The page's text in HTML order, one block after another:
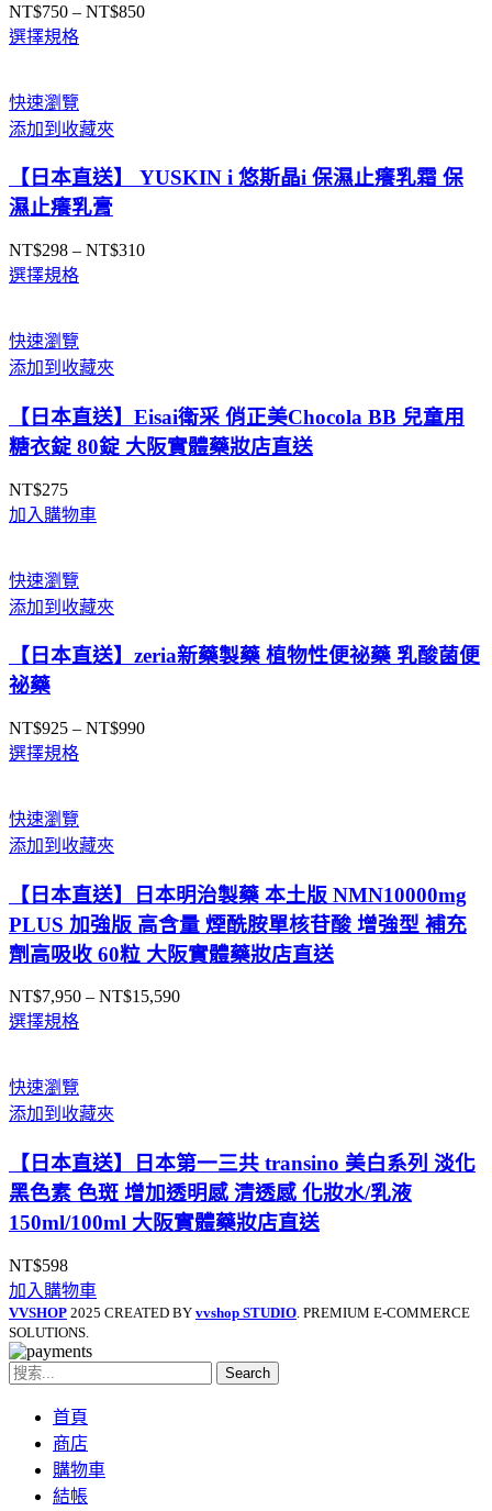
NT$750 – NT$850價
選擇規格
快速瀏覽
添加到收藏夾
【日本直送】 YUSKIN i 悠斯晶i 保濕止癢乳霜 保
濕止癢乳膏
NT$298 – NT$310價
選擇規格
快速瀏覽
添加到收藏夾
【日本直送】Eisai衛采 俏正美Chocola BB 兒童用
糖衣錠 80錠 大阪實體藥妝店直送
NT$275
加入購物車
快速瀏覽
添加到收藏夾
【日本直送】zeria新藥製藥 植物性便祕藥 乳酸菌便
祕藥
NT$925 – NT$990價
選擇規格
快速瀏覽
添加到收藏夾
【日本直送】日本明治製藥 本土版 NMN10000mg
PLUS 加強版 高含量 煙酰胺單核苷酸 增強型 補充
劑高吸收 60粒 大阪實體藥妝店直送
NT$7,950 – NT$15,590價
選擇規格
快速瀏覽
添加到收藏夾
【日本直送】日本第一三共 transino 美白系列 淡化
黑色素 色斑 增加透明感 清透感 化妝水/乳液
150ml/100ml 大阪實體藥妝店直送
NT$598
加入購物車
VVSHOP 2025 CREATED BY vvshop STUDIO . PREMIUM E-COMMERCE
SOLUTIONS.
Search
首頁
商店
購物車
結帳